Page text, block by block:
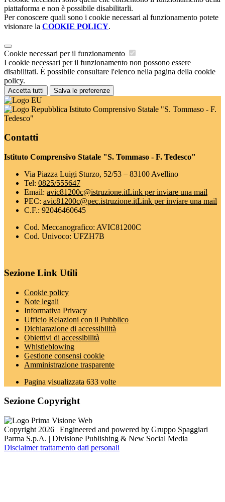
piattaforma e non è possibile disabilitarli.
Per conoscere quali sono i cookie necessari al funzionamento potete
visionare la COOKIE POLICY.
Cookie necessari per il funzionamento
I cookie necessari per il funzionamento non possono essere
disabilitati. È possibile consultare l'elenco nella pagina della cookie
policy.
Accetta tutti Salva le preferenze
Istituto Comprensivo Statale "S. Tommaso - F.
Tedesco"
Contatti
Istituto Comprensivo Statale "S. Tommaso - F. Tedesco"
Via Piazza Luigi Sturzo, 52/53 – 83100 Avellino
Tel: 0825/555647
Email: avic81200c@istruzione.itLink per inviare una mail
PEC: avic81200c@pec.istruzione.itLink per inviare una mail
C.F.: 92046460645
Cod. Meccanografico: AVIC81200C
Cod. Univoco: UFZH7B
Sezione Link Utili
Cookie policy
Note legali
Informativa Privacy
Ufficio Relazioni con il Pubblico
Dichiarazione di accessibilità
Obiettivi di accessibilità
Whistleblowing
Gestione consensi cookie
Amministrazione trasparente
Pagina visualizzata 633 volte
Sezione Copyright
Copyright 2026 | Engineered and powered by Gruppo Spaggiari
Parma S.p.A. | Divisione Publishing & New Social Media
Disclaimer trattamento dati personali